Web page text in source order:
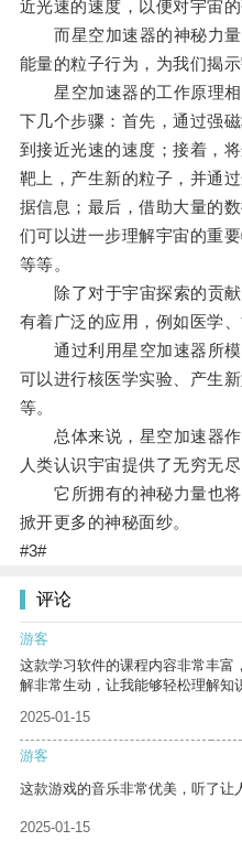
近光速的速度，以便对宇宙
而星空加速器的神秘力量
能量的粒子行为，为我们揭
星空加速器的工作原理相
下几个步骤：首先，通过强
到接近光速的速度；接着，
靶上，产生新的粒子，并通
据信息；最后，借助大量的
们可以进一步理解宇宙的重
等等。
除了对于宇宙探索的贡献
有着广泛的应用，例如医学、
通过利用星空加速器所模
可以进行核医学实验、产生
等。
总体来说，星空加速器作
人类认识宇宙提供了无穷无尽
它所拥有的神秘力量也将
掀开更多的神秘面纱。
#3#
评论
游客
这款学习软件的课程内容非常丰富
解非常生动，让我能够轻松理解知
2025-01-15
游客
这款游戏的音乐非常优美，听了让
2025-01-15